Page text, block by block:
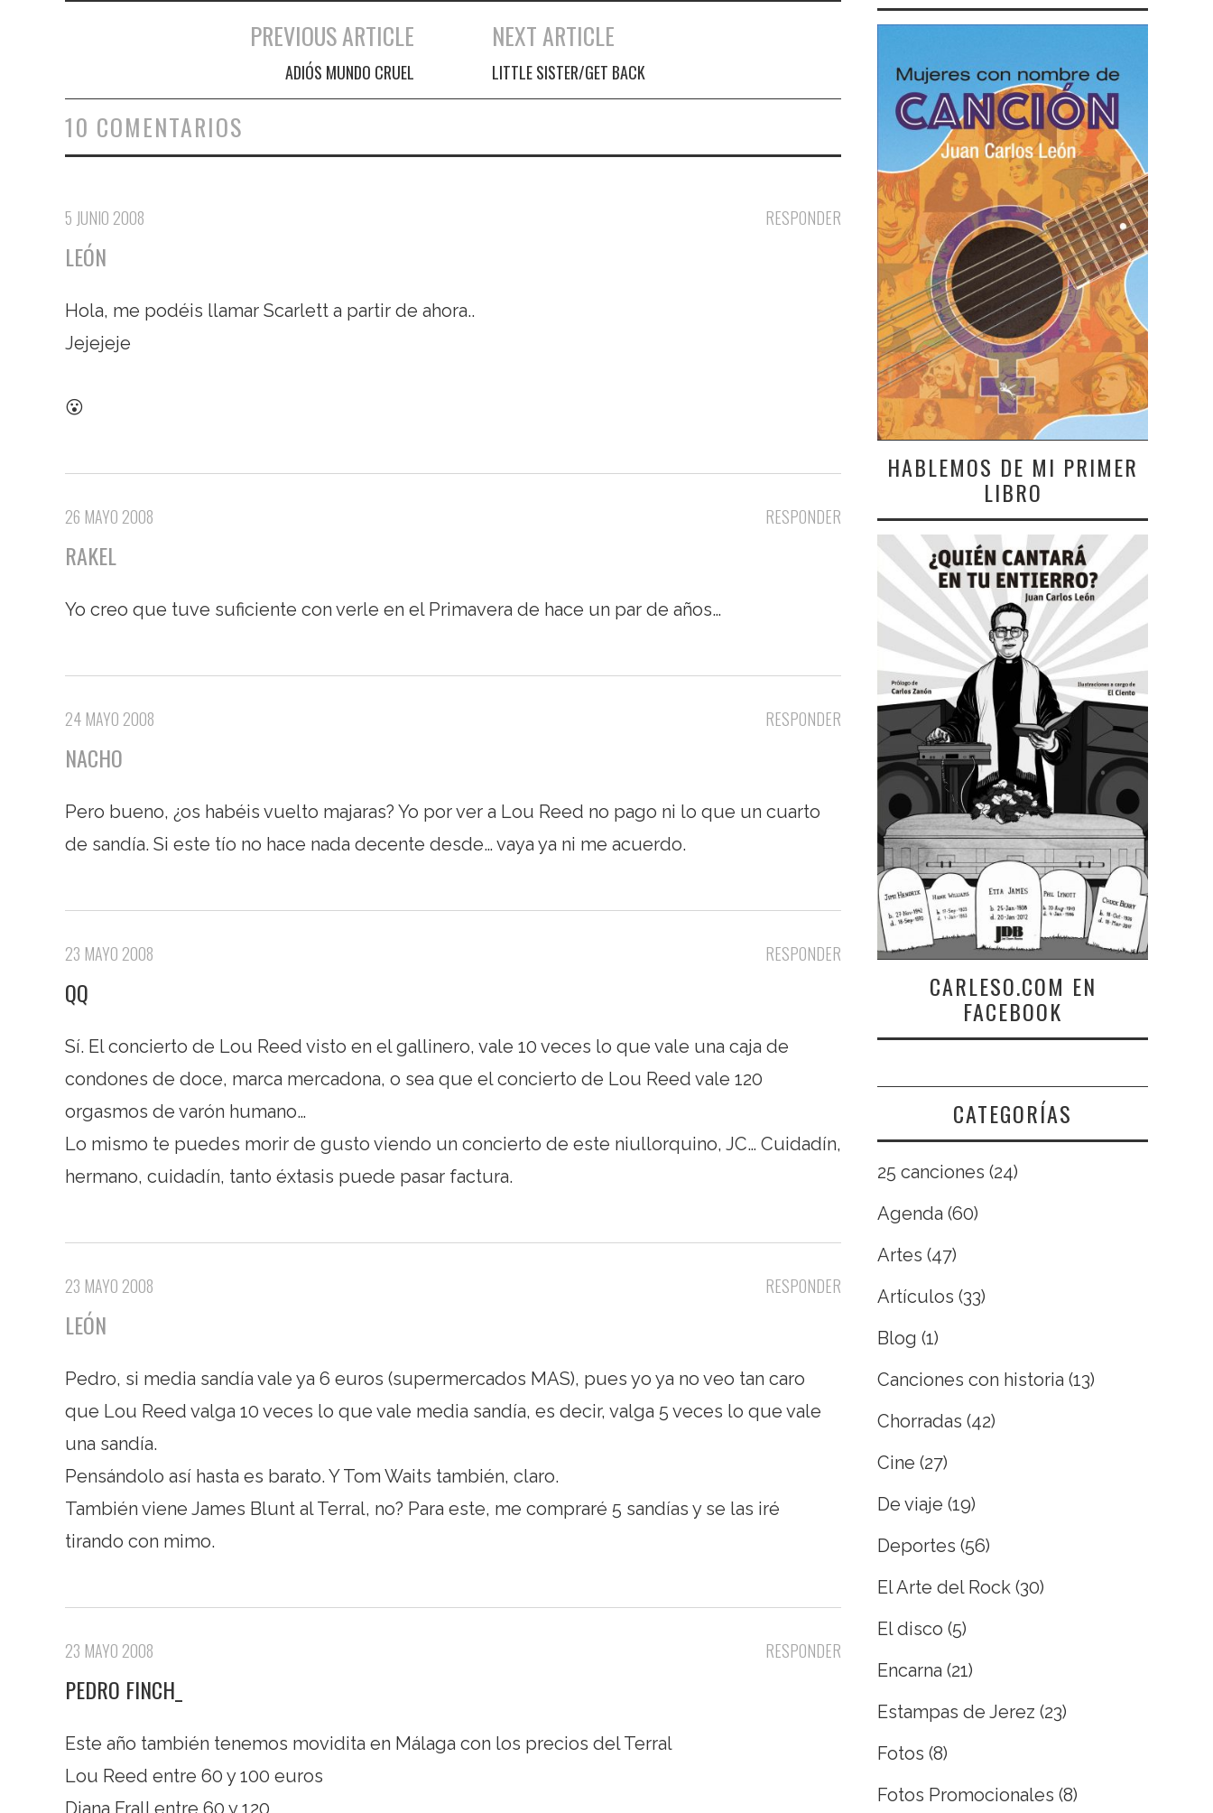
Navegación de entradas
PREVIOUS ARTICLE
ADIÓS MUNDO CRUEL
NEXT ARTICLE
LITTLE SISTER/GET BACK
10 COMENTARIOS
RESPONDER
5 JUNIO 2008
LEÓN
Hola, me podéis llamar Scarlett a partir de ahora..
Jejejeje
😮
RESPONDER
26 MAYO 2008
RAKEL
Yo creo que tuve suficiente con verle en el Primavera de hace un par de años…
RESPONDER
24 MAYO 2008
NACHO
Pero bueno, ¿os habéis vuelto majaras? Yo por ver a Lou Reed no pago ni lo que un cuarto
de sandía. Si este tío no hace nada decente desde… vaya ya ni me acuerdo.
RESPONDER
23 MAYO 2008
QQ
Sí. El concierto de Lou Reed visto en el gallinero, vale 10 veces lo que vale una caja de
condones de doce, marca mercadona, o sea que el concierto de Lou Reed vale 120
orgasmos de varón humano…
Lo mismo te puedes morir de gusto viendo un concierto de este niullorquino, JC… Cuidadín,
hermano, cuidadín, tanto éxtasis puede pasar factura.
RESPONDER
23 MAYO 2008
LEÓN
Pedro, si media sandía vale ya 6 euros (supermercados MAS), pues yo ya no veo tan caro
que Lou Reed valga 10 veces lo que vale media sandía, es decir, valga 5 veces lo que vale
una sandía.
Pensándolo así hasta es barato. Y Tom Waits también, claro.
También viene James Blunt al Terral, no? Para este, me compraré 5 sandías y se las iré
tirando con mimo.
RESPONDER
23 MAYO 2008
PEDRO FINCH_
Este año también tenemos movidita en Málaga con los precios del Terral
Lou Reed entre 60 y 100 euros
Diana Frall entre 60 y 120
HABLEMOS DE MI PRIMER
LIBRO
CARLESO.COM EN
FACEBOOK
CATEGORÍAS
25 canciones (24)
Agenda (60)
Artes (47)
Artículos (33)
Blog (1)
Canciones con historia (13)
Chorradas (42)
Cine (27)
De viaje (19)
Deportes (56)
El Arte del Rock (30)
El disco (5)
Encarna (21)
Estampas de Jerez (23)
Fotos (8)
Fotos Promocionales (8)